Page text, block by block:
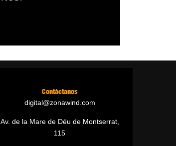
Contáctanos
digital@zonawind.com
Av. de la Mare de Déu de Montserrat,
115